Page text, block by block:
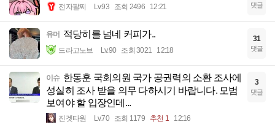
전자팔찌 Lv.93 조회 2496 12:21 댓글
유머 적당히를 넘네 커피가..
드라고노브 Lv.90 조회 3021 12:18
31
댓글
이슈 한동훈 국회의원 국가 공권력의 소환 조사에
성실히 조사 받을 의무 다하시기 바랍니다. 모범
보여야 할 입장인데...
진겟타원 Lv.70 조회 1179 추천 1 12:16
3
댓글